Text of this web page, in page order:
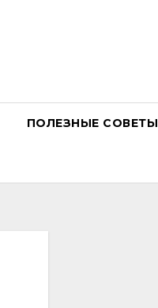
ПОЛЕЗНЫЕ СОВЕТЫ